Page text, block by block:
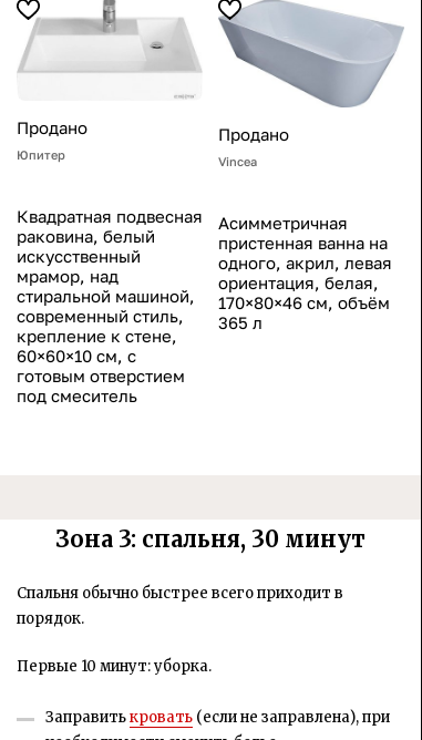
Продано
Юпитер
Квадратная подвесная
раковина, белый
искусственный
мрамор, над
стиральной машиной,
современный стиль,
крепление к стене,
60×60×10 см, с
готовым отверстием
под смеситель
Продано
Vincea
Асимметричная
пристенная ванна на
одного, акрил, левая
ориентация, белая,
170×80×46 см, объём
365 л
Зона 3: спальня, 30 минут
Спальня обычно быстрее всего приходит в
порядок.
Первые 10 минут: уборка.
Заправитькровать (если не заправлена), при